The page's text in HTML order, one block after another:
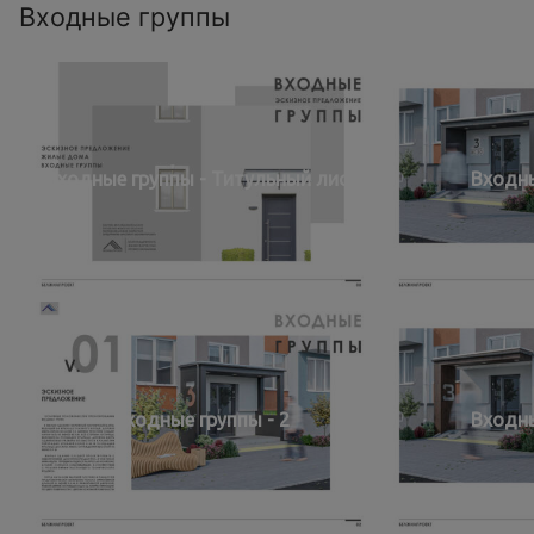
Входные группы
Входные группы - Титульный лист
Входные группы - 2